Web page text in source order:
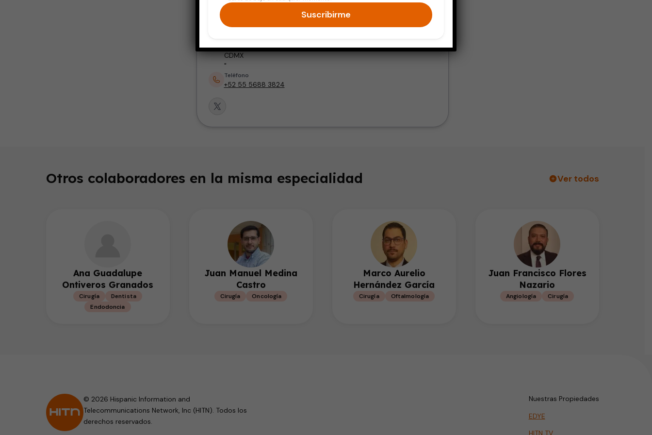
Sexología
CDMX
"
Teléfono
+52 55 5688 3824
Otros colaboradores en la misma especialidad Ver todos
Ana Guadalupe
Ontiveros Granados
Cirugía
Dentista
Endodoncia
Juan Manuel Medina
Castro
Cirugía Oncología
Marco Aurelio
Hernández García
Cirugía Oftalmología
Juan Francisco Flores
Nazario
Angiología Cirugía
© 2026 Hispanic Information and
Telecommunications Network, Inc (HITN). Todos los
derechos reservados.
Nuestras Propiedades
EDYE
HITN TV
Suscribirme